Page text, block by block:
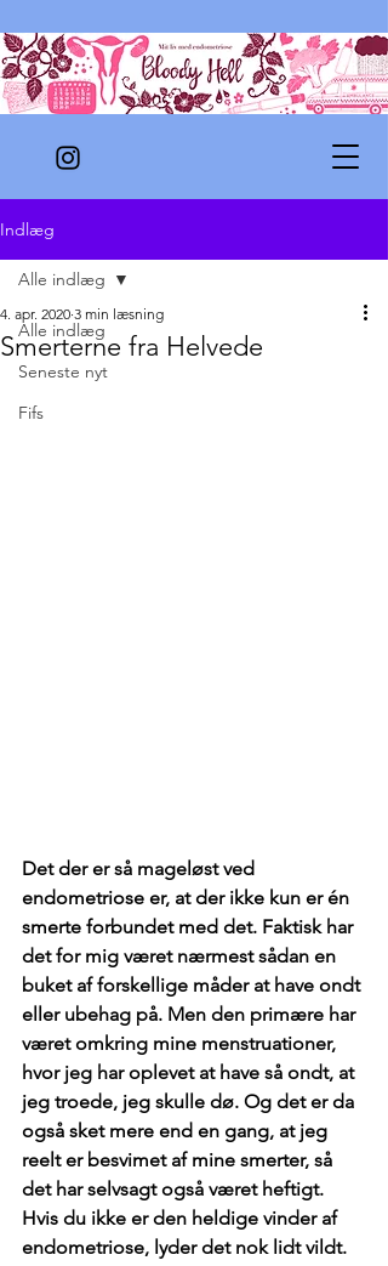
Indlæg
Alle indlæg
Seneste nyt
Fifs
Alle indlæg
Smerterne fra Helvede
4. apr. 2020 3 min læsning
Det der er så mageløst ved
endometriose er, at der ikke kun er én
smerte forbundet med det. Faktisk har
det for mig været nærmest sådan en
buket af forskellige måder at have ondt
eller ubehag på. Men den primære har
været omkring mine menstruationer,
hvor jeg har oplevet at have så ondt, at
jeg troede, jeg skulle dø. Og det er da
også sket mere end en gang, at jeg
reelt er besvimet af mine smerter, så
det har selvsagt også været heftigt.
Hvis du ikke er den heldige vinder af
endometriose, lyder det nok lidt vildt.